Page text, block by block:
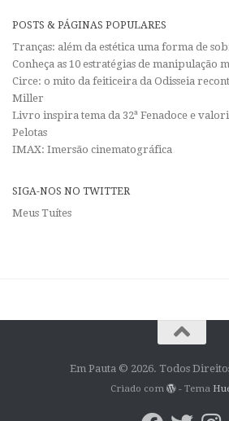
POSTS & PÁGINAS POPULARES
Tranças: além da estética uma forma de
Conheça as 10 estratégias de manipulação
Circe: o mito da feiticeira da Odisseia
Miller
Livro inspira tema da 32ª Fenadoce e
Pelotas
IMAX: Imersão cinematográfica
SIGA-NOS NO TWITTER
Meus Tuítes
Em Pauta © 2026. Todos
Criado com - Tema